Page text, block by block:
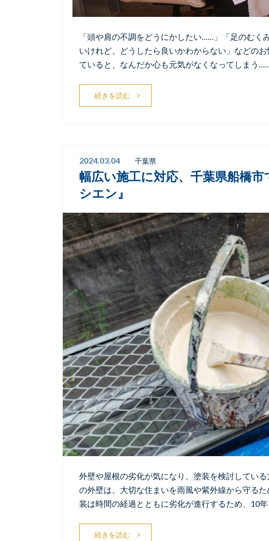
「頭や肩の不調をどうにかしたい……」「足のむく
いけれど、どうしたら良いかわからない」などの
ていると、なんだか心も元気がなくなってしまう
続きを読む
2024.03.04 千葉県
幅広い施工に対応、千葉県船橋市
シエン』
外壁や屋根の劣化が気になり、塗装を検討してい
の外壁は、大切な住まいを雨風や紫外線から守る
装は時間の経過とともに劣化が進行するため、10
続きを読む